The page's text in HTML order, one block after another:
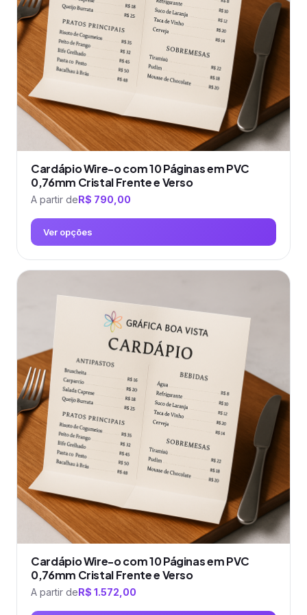
ser
escolhidas
na
página
do
produto
Cardápio Wire-o com 10 Páginas em PVC
0,76mm Cristal Frente e Verso
A partir deR$ 790,00
Ver opções
Este
produto
As
opções
podem
ser
escolhidas
na
página
do
produto
Cardápio Wire-o com 10 Páginas em PVC
0,76mm Cristal Frente e Verso
A partir deR$ 1.572,00